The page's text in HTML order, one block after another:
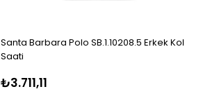
Santa Barbara Polo SB.1.10208.5 Erkek Kol
Saati
₺3.711,11